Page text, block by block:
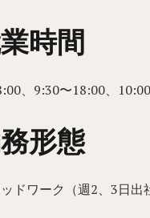
時間
、9:30〜18:00、
形態
ドワーク（週2、3日出